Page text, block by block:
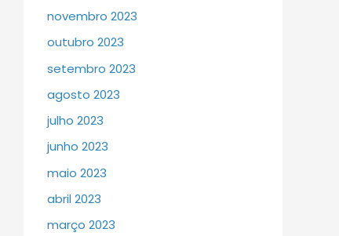
novembro 2023
outubro 2023
setembro 2023
agosto 2023
julho 2023
junho 2023
maio 2023
abril 2023
março 2023